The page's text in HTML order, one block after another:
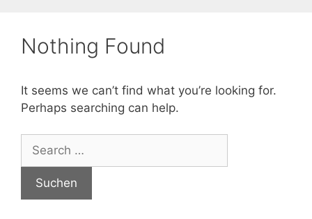
Nothing Found
It seems we can’t find what you’re looking for.
Perhaps searching can help.
Suchen
nach: